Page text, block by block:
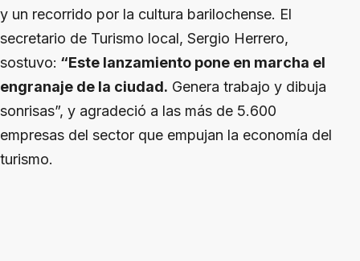
y un recorrido por la cultura barilochense. El
secretario de Turismo local, Sergio Herrero,
sostuvo: “Este lanzamiento pone en marcha el
engranaje de la ciudad. Genera trabajo y dibuja
sonrisas”, y agradeció a las más de 5.600
empresas del sector que empujan la economía del
turismo.